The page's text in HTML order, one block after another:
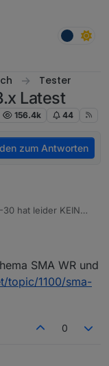
Tester
Latest
156.4k 44
zum Antworten
30 hat leider KEIN
das ist nicht das
und evtl.
und alles
SMA WR und
topic/1100/sma-
0